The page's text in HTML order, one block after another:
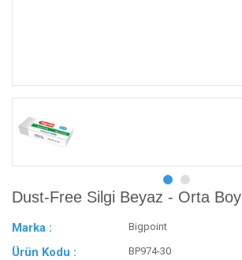
Dust-Free Silgi Beyaz - Orta Boy
Marka : Bigpoint
Ürün Kodu : BP974-30